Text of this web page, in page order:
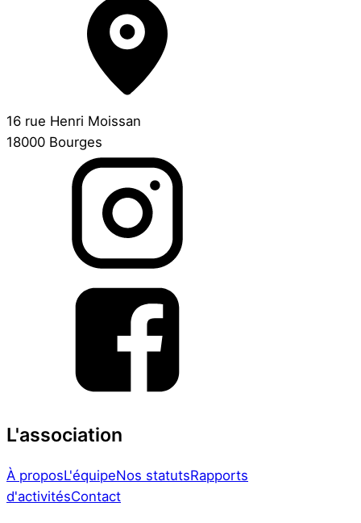
16 rue Henri Moissan
18000 Bourges
L'association
À proposL'équipeNos statutsRapports
d'activitésContact